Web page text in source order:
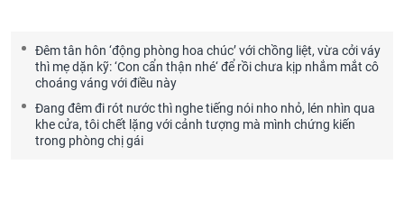
Đêm tân hôn ‘động phòng hoa chúc’ với chồng liệt, vừa cởi váy
thì mẹ dặn kỹ: ‘Con cẩn thận nhé‘ để rồi chưa kịp nhắm mắt cô
choáng váng với điều này
Đang đêm đi rót nước thì nghe tiếng nói nho nhỏ, lén nhìn qua
khe cửa, tôi chết lặng với cảnh tượng mà mình chứng kiến
trong phòng chị gái